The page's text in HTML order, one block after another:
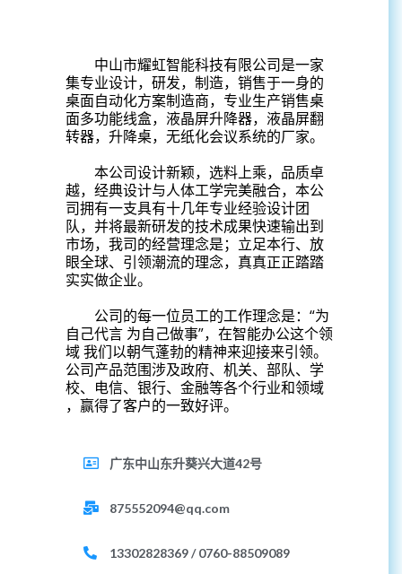
中山市耀虹智能科技有限公司是一家
集专业设计，研发，制造，销售于一身的
桌面自动化方案制造商，专业生产销售桌
面多功能线盒，液晶屏升降器，液晶屏翻
转器，升降桌，无纸化会议系统的厂家。
本公司设计新颖，选料上乘，品质卓
越，经典设计与人体工学完美融合，本公
司拥有一支具有十几年专业经验设计团
队，并将最新研发的技术成果快速输出到
市场，我司的经营理念是；立足本行、放
眼全球、引领潮流的理念，真真正正踏踏
实实做企业。
公司的每一位员工的工作理念是：“为
自己代言 为自己做事”，在智能办公这个领
域 我们以朝气蓬勃的精神来迎接来引领。
公司产品范围涉及政府、机关、部队、学
校、电信、银行、金融等各个行业和领域
，赢得了客户的一致好评。
广东中山东升葵兴大道42号
875552094@qq.com
13302828369 / 0760-88509089